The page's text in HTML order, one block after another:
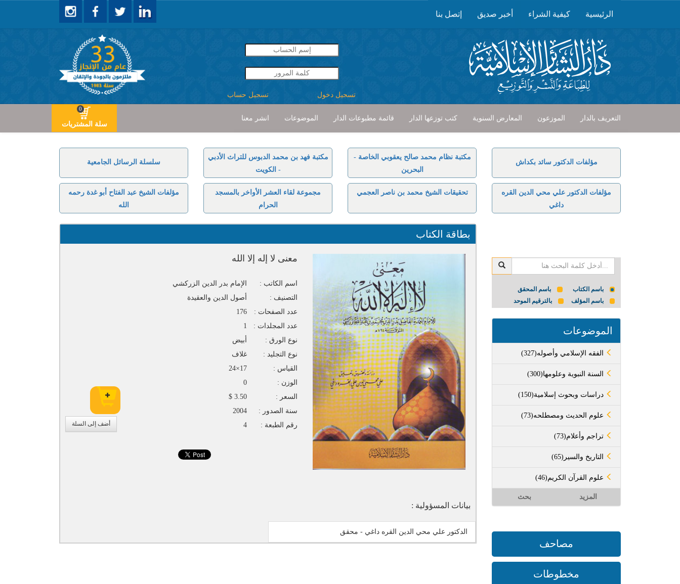
الرئيسية كيفية الشراء أخبر صديق إتصل بنا
تسجيل دخول تسجيل حساب
التعريف بالدار الموزعون المعارض السنوية كتب توزعها الدار قائمة مطبوعات الدار الموضوعات
انشر معنا
سلة المشتريات
0
سلسلة الرسائل الجامعية
مكتبة فهد بن محمد الدبوس للتراث الأدبي
- الكويت
مكتبة نظام محمد صالح يعقوبي الخاصة -
البحرين
مؤلفات الدكتور سائد بكداش
مؤلفات الشيخ عبد الفتاح أبو غدة رحمه
الله
مجموعة لقاء العشر الأواخر بالمسجد
الحرام
تحقيقات الشيخ محمد بن ناصر العجمي
مؤلفات الدكتور علي محي الدين القره
داغي
بطاقة الكتاب
أضف إلى السلة
معنى لا إله إلا الله
اسم الكاتب :
الإمام بدر الدين الزركشي
التصنيف :
أصول الدين والعقيدة
عدد الصفحات :
176
عدد المجلدات :
1
نوع الورق :
أبيض
نوع التجليد :
غلاف
القياس :
17×24
الوزن :
0
السعر :
3.50 $
سنة الصدور :
2004
رقم الطبعة :
4
بيانات المسؤولية :
الدكتور علي محي الدين القره داغي - محقق
باسم الكتاب
باسم المحقق
باسم المؤلف
بالترقيم الموحد
الموضوعات
بحث المزيد
مصاحف
مخطوطات